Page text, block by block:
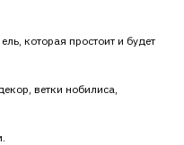
которая простоит и будет
ветки нобилиса,